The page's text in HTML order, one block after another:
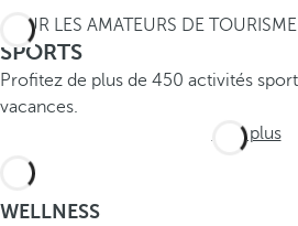
POUR LES AMATEURS DE
SPORTS
Profitez de plus de 450 activités
vacances.
Voir plus
WELLNESS